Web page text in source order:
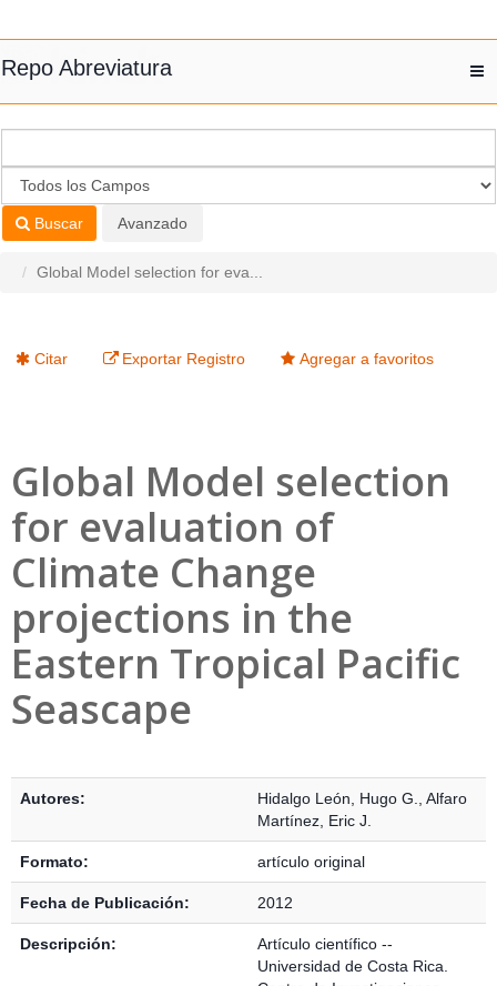
Repo Abreviatura
Buscar Avanzado
Global Model selection for eva...
Citar Exportar Registro Agregar a favoritos
Global Model selection
for evaluation of
Climate Change
projections in the
Eastern Tropical Pacific
Seascape
Autores: Hidalgo León, Hugo G.
Alfaro
Martínez, Eric J.
Formato: artículo original
Fecha de Publicación: 2012
Descripción:
Artículo científico --
Universidad de Costa Rica.